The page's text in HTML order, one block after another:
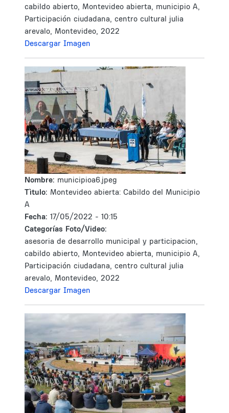
cabildo abierto, Montevideo abierta, municipio A,
Participación ciudadana, centro cultural julia
arevalo, Montevideo, 2022
Descargar Imagen
Nombre: municipioa6.jpeg
Tìtulo: Montevideo abierta: Cabildo del Municipio
A
Fecha: 17/05/2022 - 10:15
Categorías Foto/Video:
asesoria de desarrollo municipal y participacion,
cabildo abierto, Montevideo abierta, municipio A,
Participación ciudadana, centro cultural julia
arevalo, Montevideo, 2022
Descargar Imagen